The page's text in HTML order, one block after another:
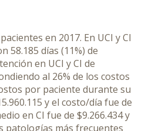
en 2017. En UCI y CI
58.185 días (11%) de
en UCI y CI de
al 26% de los costos
por paciente durante su
y el costo/día fue de
en CI fue de $9.266.434 y
patologías más frecuentes